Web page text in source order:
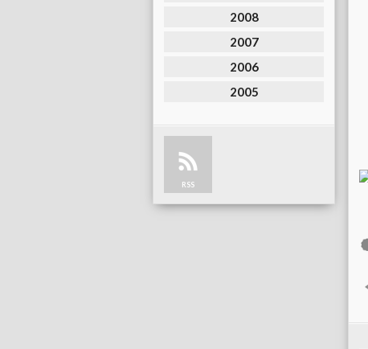
2008
2007
2006
2005
RSS